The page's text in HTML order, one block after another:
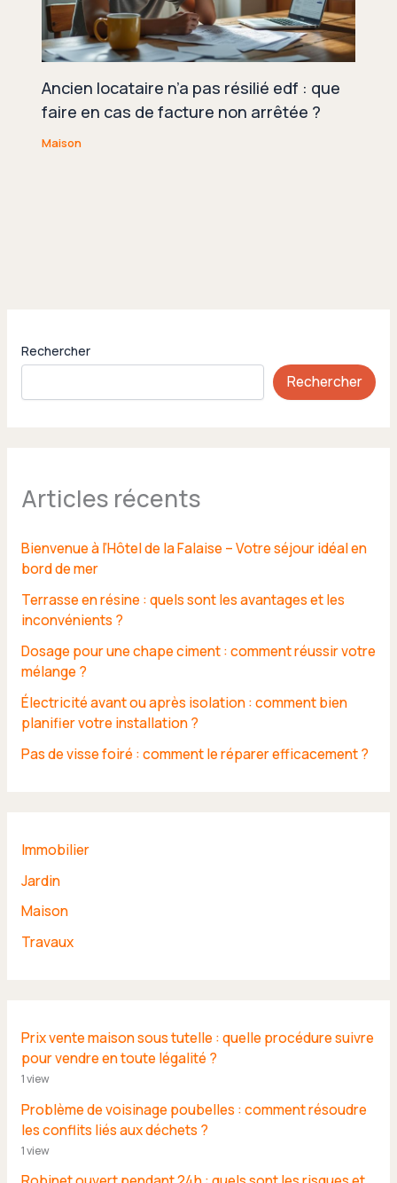
Ancien locataire n’a pas résilié edf : que
faire en cas de facture non arrêtée ?
Maison
Rechercher
Rechercher
Articles récents
Bienvenue à l’Hôtel de la Falaise – Votre séjour idéal en
bord de mer
Terrasse en résine : quels sont les avantages et les
inconvénients ?
Dosage pour une chape ciment : comment réussir votre
mélange ?
Électricité avant ou après isolation : comment bien
planifier votre installation ?
Pas de visse foiré : comment le réparer efficacement ?
Immobilier
Jardin
Maison
Travaux
Prix vente maison sous tutelle : quelle procédure suivre
pour vendre en toute légalité ?
1 view
Problème de voisinage poubelles : comment résoudre
les conflits liés aux déchets ?
1 view